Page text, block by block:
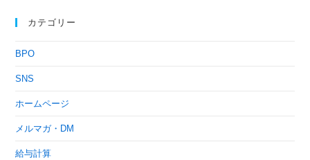
カテゴリー
BPO
SNS
ホームページ
メルマガ・DM
給与計算